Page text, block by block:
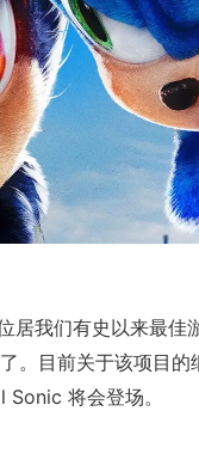
居我们有史以来最佳
。目前关于该项目
将会登场。